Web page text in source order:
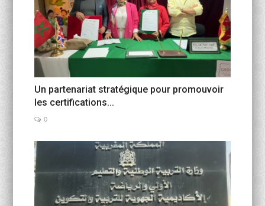
Un partenariat stratégique pour promouvoir
les certifications...
0